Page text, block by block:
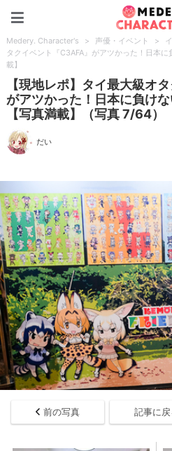
Medery. Character's > 声優・イベント >
タクイベント『C3AFA』がアツかった！日本
載】
【現地レポ】タイ最大級オ
がアツかった！日本に負け
【写真満載】（写真 7/64）
だい
前の写真 記事に戻